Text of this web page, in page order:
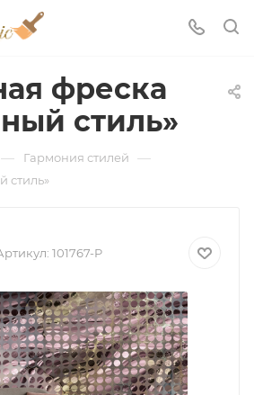
фреска
стиль»
— Гармония стилей —
стиль»
101767-P